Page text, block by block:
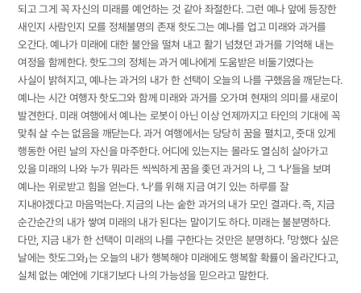
되고 그게 꼭 자신의 미래를 예언하는 것 같아 좌절한다. 그런 예나 앞에 등장한
새인지 사람인지 모를 정체불명의 존재 핫도그는 예나를 업고 미래와 과거를
오간다. 예나가 미래에 대한 불안을 떨쳐 내고 활기 넘쳤던 과거를 기억해 내는
여정을 함께한다. 핫도그의 정체는 과거 예나에게 도움받은 비둘기였다는
사실이 밝혀지고, 예나는 과거의 내가 한 선택이 오늘의 나를 구했음을 깨닫는다.
예나는 시간 여행자 핫도그와 함께 미래와 과거를 오가며 현재의 의미를 새로이
발견한다. 미래 여행에서 예나는 로봇이 아닌 이상 언제까지고 타인의 기대에 꼭
맞춰 살 수는 없음을 깨닫는다. 과거 여행에서는 당당히 꿈을 펼치고, 줏대 있게
행동한 어린 날의 자신을 마주한다. 어디에 있는지는 몰라도 열심히 살아가고
있을 미래의 나와 누가 뭐라든 씩씩하게 꿈을 좇던 과거의 나, 그 ‘나’들을 보며
예나는 위로받고 힘을 얻는다. ‘나’를 위해 지금 여기 있는 하루를 잘
지내야겠다고 마음먹는다. 지금의 나는 숱한 과거의 내가 모인 결과다. 즉, 지금
순간순간의 내가 쌓여 미래의 내가 된다는 말이기도 하다. 미래는 불분명하다.
다만, 지금 내가 한 선택이 미래의 나를 구한다는 것만은 분명하다. 「망했다 싶은
날에는 핫도그와」는 오늘의 내가 행복해야 미래에도 행복할 확률이 올라간다고,
실체 없는 예언에 기대기보다 나의 가능성을 믿으라고 말한다.